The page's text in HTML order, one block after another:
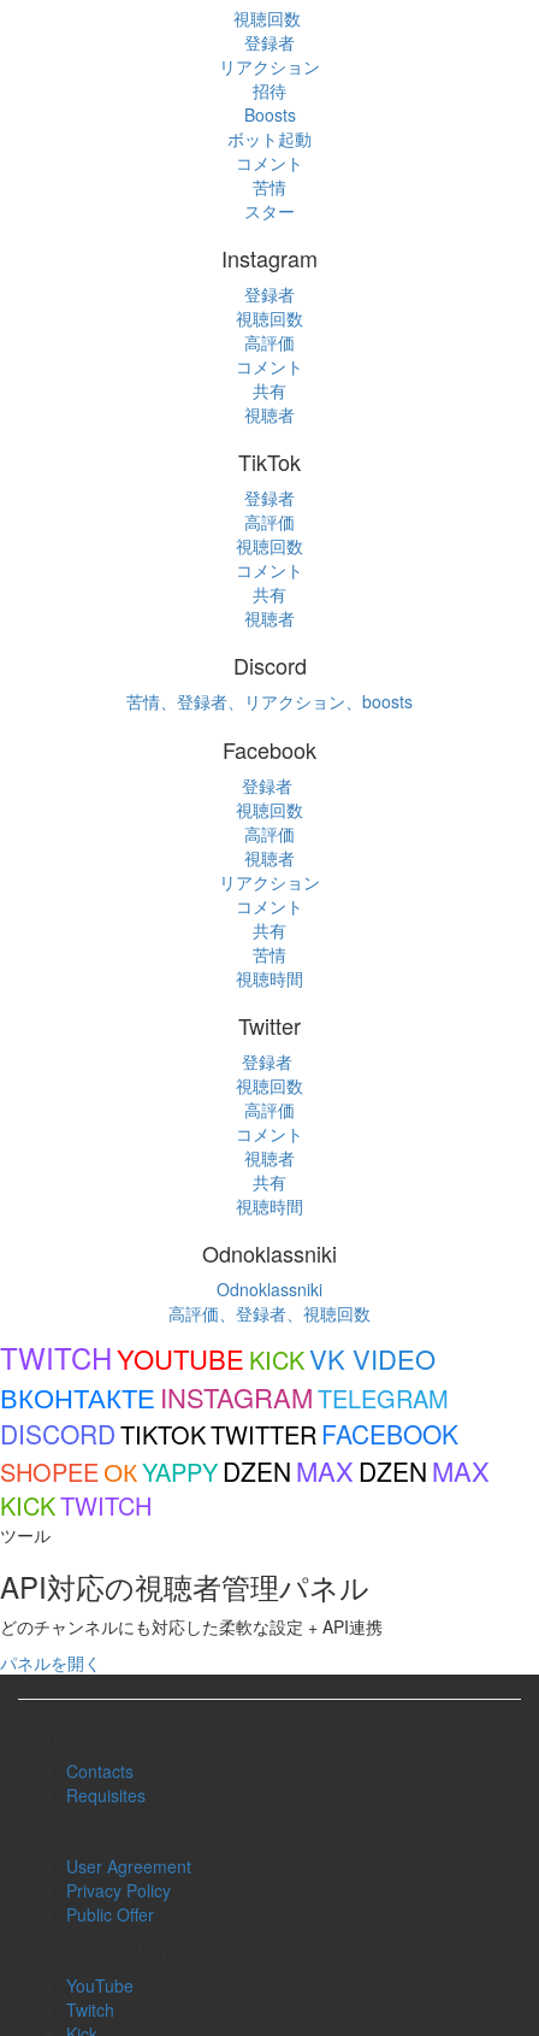
視聴回数
登録者
リアクション
招待
Boosts
ボット起動
コメント
苦情
スター
Instagram
登録者
視聴回数
高評価
コメント
共有
視聴者
TikTok
登録者
高評価
視聴回数
コメント
共有
視聴者
Discord
苦情、登録者、リアクション、boosts
Facebook
登録者
視聴回数
高評価
視聴者
リアクション
コメント
共有
苦情
視聴時間
Twitter
登録者
視聴回数
高評価
コメント
視聴者
共有
視聴時間
Odnoklassniki
Odnoklassniki
高評価、登録者、視聴回数
TWITCHYOUTUBE KICKVK VIDEO
ВКОНТАКТЕ INSTAGRAMTELEGRAM
DISCORDTIKTOKTWITTERFACEBOOK
SHOPEEОКYAPPYDZEN MAX DZEN MAX
KICKTWITCH
ツール
API対応の視聴者管理パネル
どのチャンネルにも対応した柔軟な設定 + API連携
パネルを開く
Contacts
Requisites
User Agreement
Privacy Policy
Public Offer
YouTube
Twitch